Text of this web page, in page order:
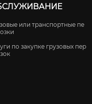
или транспортные пе
по закупке грузовых пер